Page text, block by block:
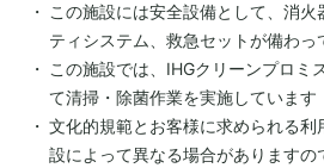
この施設には安全設備として、消火
ティシステム、救急セットが備わっ
この施設では、IHGクリーンプロミ
て清掃・除菌作業を実施しています
文化的規範とお客様に求められる利
設によって異なる場合がありますの